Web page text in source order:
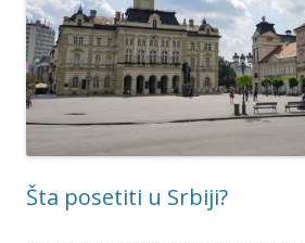
Šta posetiti u Srbiji?